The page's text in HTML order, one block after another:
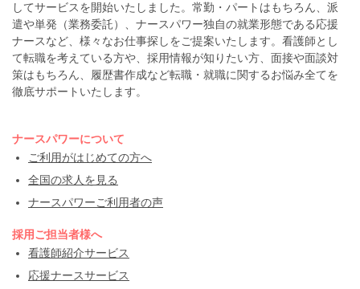
してサービスを開始いたしました。常勤・パートはもちろん、派
遣や単発（業務委託）、ナースパワー独自の就業形態である応援
ナースなど、様々なお仕事探しをご提案いたします。看護師とし
て転職を考えている方や、採用情報が知りたい方、面接や面談対
策はもちろん、履歴書作成など転職・就職に関するお悩み全てを
徹底サポートいたします。
ナースパワーについて
ご利用がはじめての方へ
全国の求人を見る
ナースパワーご利用者の声
採用ご担当者様へ
看護師紹介サービス
応援ナースサービス